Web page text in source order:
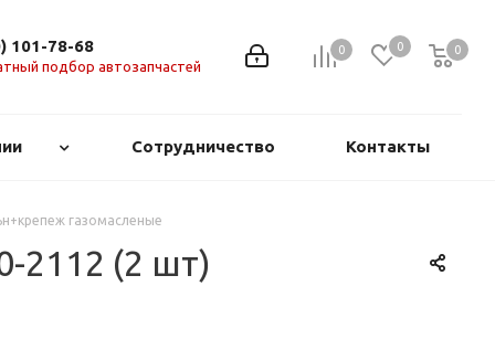
0 0 0
0
101-78-68
подбор автозапчастей
Сотрудничество Контакты
газомасленые
2112 (2 шт)